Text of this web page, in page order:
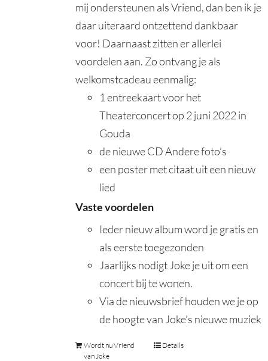
mij ondersteunen als Vriend, dan ben ik je
daar uiteraard ontzettend dankbaar
voor! Daarnaast zitten er allerlei
voordelen aan. Zo ontvang je als
welkomstcadeau eenmalig:
1 entreekaart voor het
Theaterconcert op 2 juni 2022 in
Gouda
de nieuwe CD Andere foto’s
een poster met citaat uit een nieuw
lied
Vaste voordelen
Ieder nieuw album word je gratis en
als eerste toegezonden
Jaarlijks nodigt Joke je uit om een
concert bij te wonen.
Via de nieuwsbrief houden we je op
de hoogte van Joke’s nieuwe muziek
Wordt nu Vriend
van Joke
Details